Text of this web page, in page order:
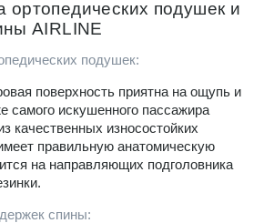
подушек и
AIRLINE
подушек:
поверхность приятна на ощупь и
самого искушенного пассажира
качественных износостойких
правильную анатомическую
на направляющих подголовника
спины: